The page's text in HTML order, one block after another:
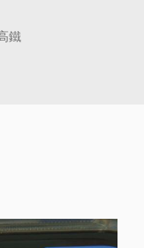
鐵